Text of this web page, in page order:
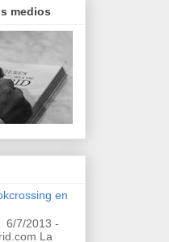
medios
en
6/7/2013 -
La